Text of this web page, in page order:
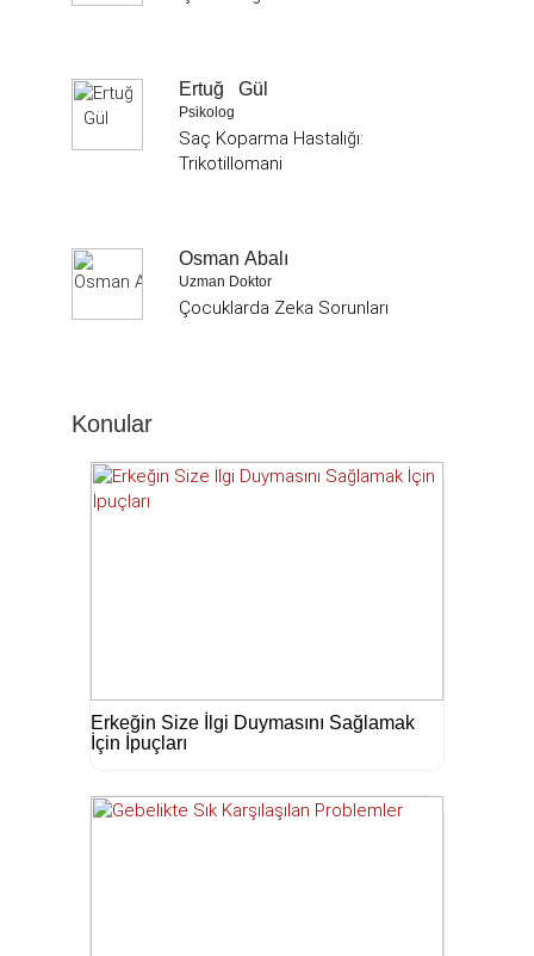
Ertuğ Gül
Psikolog
Saç Koparma Hastalığı:
Trikotillomani
Osman Abalı
Uzman Doktor
Çocuklarda Zeka Sorunları
Konular
Erkeğin Size İlgi Duymasını Sağlamak
İçin İpuçları